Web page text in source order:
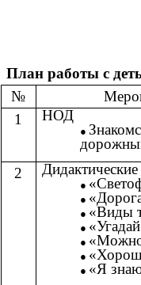
План работы с
№
1
НОД
2
«Виды
«Я